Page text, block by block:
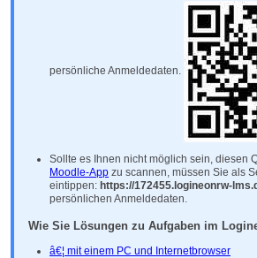
persönliche Anmeldedaten.
Sollte es Ihnen nicht möglich sein, diesen
Moodle-App zu scannen, müssen Sie als
eintippen: https://172455.logineonrw-
persönlichen Anmeldedaten.
Wie Sie Lösungen zu Aufgaben im
â€¦ mit einem PC und Internetbrowser